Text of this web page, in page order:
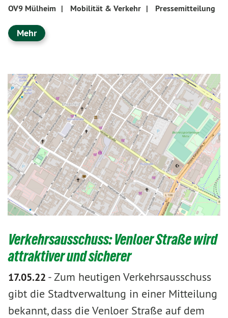
OV9 Mülheim | Mobilität & Verkehr | Pressemitteilung
Mehr
Verkehrsausschuss: Venloer Straße wird
attraktiver und sicherer
17.05.22 -Zum heutigen Verkehrsausschuss
gibt die Stadtverwaltung in einer Mitteilung
bekannt, dass die Venloer Straße auf dem